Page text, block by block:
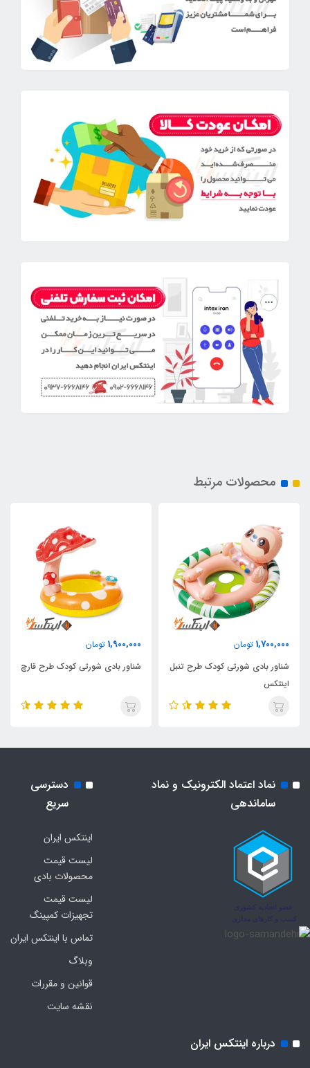
محصولات مرتبط
1,700,000 تومان
شناور بادی شورتی کودک طرح تنبل
اینتکس
1,900,000 تومان
شناور بادی شورتی کودک طرح قارچ
نماد اعتماد الکترونیک و نماد
ساماندهی
دسترسی
سریع
اینتکس ایران
لیست قیمت
محصولات بادی
لیست قیمت
تجهیزات کمپینگ
تماس با اینتکس ایران
وبلاگ
قوانین و مقررات
نقشه سایت
درباره اینتکس ایران